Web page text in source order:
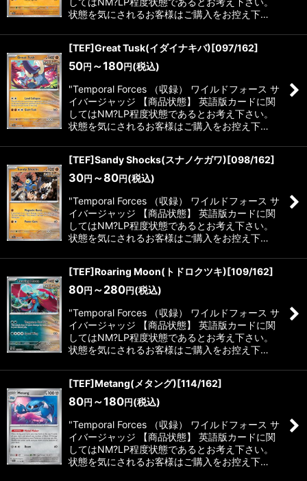
状態を気にされるお客様はご購入をお控え下…
[TEF]Great Tusk(イダイナキバ)[097/162]
50円 ～180円 (税込)
"Temporal Forces （収録） ワイルドフォース サ
イバージャッジ 【商品状態】 英語版カードに関
してはNM?LP程度状態であるとお考え下さい。
状態を気にされるお客様はご購入をお控え下…
[TEF]Sandy Shocks(スナノケガワ)[098/162]
30円 ～80円 (税込)
"Temporal Forces （収録） ワイルドフォース サ
イバージャッジ 【商品状態】 英語版カードに関
してはNM?LP程度状態であるとお考え下さい。
状態を気にされるお客様はご購入をお控え下…
[TEF]Roaring Moon(トドロクツキ)[109/162]
80円 ～280円 (税込)
"Temporal Forces （収録） ワイルドフォース サ
イバージャッジ 【商品状態】 英語版カードに関
してはNM?LP程度状態であるとお考え下さい。
状態を気にされるお客様はご購入をお控え下…
[TEF]Metang(メタング)[114/162]
80円 ～180円 (税込)
"Temporal Forces （収録） ワイルドフォース サ
イバージャッジ 【商品状態】 英語版カードに関
してはNM?LP程度状態であるとお考え下さい。
状態を気にされるお客様はご購入をお控え下…